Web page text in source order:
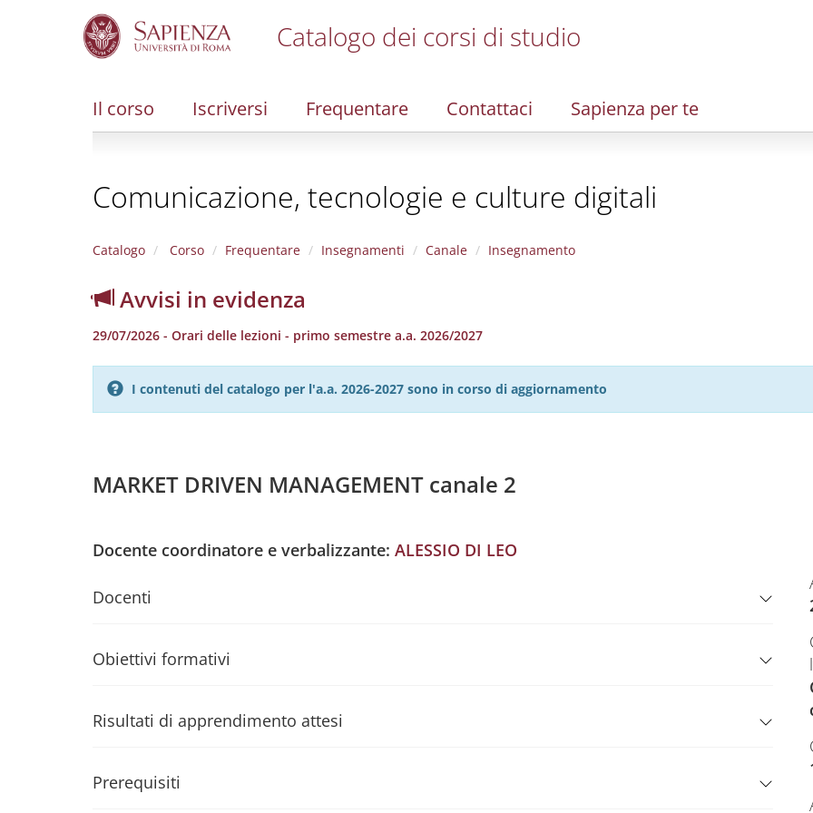
Catalogo dei corsi di studio
Il corso Iscriversi Frequentare Contattaci Sapienza per te
Comunicazione, tecnologie e culture digitali
Catalogo Corso Frequentare Insegnamenti Canale Insegnamento
Avvisi in evidenza
29/07/2026 - Orari delle lezioni - primo semestre a.a. 2026/2027
I contenuti del catalogo per l'a.a. 2026-2027 sono in corso di aggiornamento
MARKET DRIVEN MANAGEMENT canale 2
Docente coordinatore e verbalizzante: ALESSIO DI LEO
Docenti
Obiettivi formativi
Risultati di apprendimento attesi
Prerequisiti